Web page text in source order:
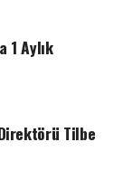
1 Aylık
Tilbe